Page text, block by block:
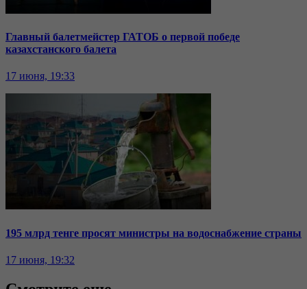
Главный балетмейстер ГАТОБ о первой победе
казахстанского балета
17 июня, 19:33
195 млрд тенге просят министры на водоснабжение страны
17 июня, 19:32